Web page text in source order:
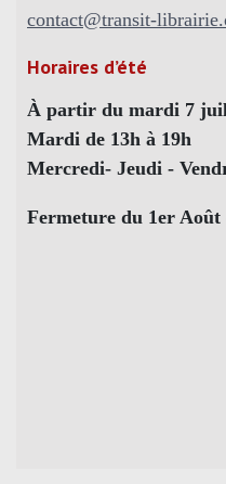
contact@transit-
Horaires d’été
À partir du mardi 7
Mardi de 13h à 19h
Mercredi- Jeudi -
Fermeture du 1er Août